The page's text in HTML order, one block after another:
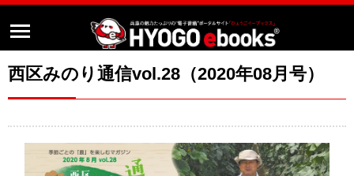
西区みのり通信vol.28（2020年08月号）